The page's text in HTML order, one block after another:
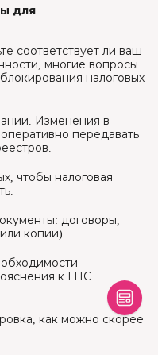
для
соответствует ли ваш
многие вопросы
налоговых
Изменения в
передавать
чтобы налоговая
договоры,
копии).
к ГНС
как можно скорее